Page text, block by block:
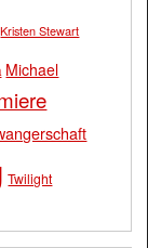
Kristen Stewart
Michael
Twilight